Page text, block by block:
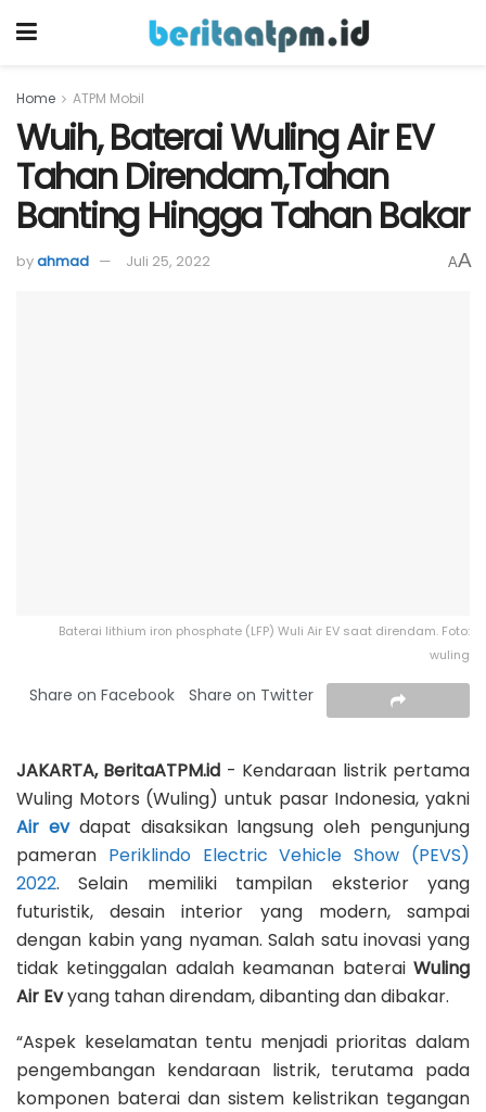
Home ATPM Mobil
Wuih, Baterai Wuling Air EV
Tahan Direndam,Tahan
Banting Hingga Tahan Bakar
byahmad Juli 25, 2022 AA
Baterai lithium iron phosphate (LFP) Wuli Air EV saat direndam. Foto:
wuling
Share on Facebook Share on Twitter
JAKARTA, BeritaATPM.id - Kendaraan listrik pertama
Wuling Motors (Wuling) untuk pasar Indonesia, yakni
Air evdapat disaksikan langsung oleh pengunjung
pameran Periklindo Electric Vehicle Show (PEVS)
2022. Selain memiliki tampilan eksterior yang
futuristik, desain interior yang modern, sampai
dengan kabin yang nyaman. Salah satu inovasi yang
tidak ketinggalan adalah keamanan baterai Wuling
Air Evyang tahan direndam, dibanting dan dibakar.
“Aspek keselamatan tentu menjadi prioritas dalam
pengembangan kendaraan listrik, terutama pada
komponen baterai dan sistem kelistrikan tegangan